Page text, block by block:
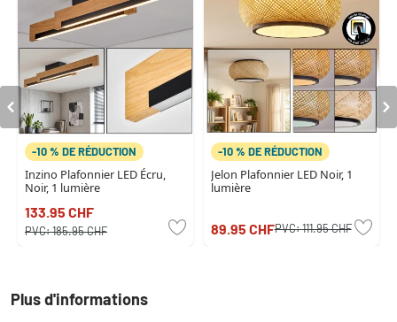
-10 % DE RÉDUCTION
Inzino Plafonnier LED Écru,
Noir, 1 lumière
133.95 CHF
PVC:185.95 CHF
-10 % DE RÉDUCTION
Jelon Plafonnier LED Noir, 1
lumière
89.95 CHFPVC:111.95 CHF
Plus d'informations